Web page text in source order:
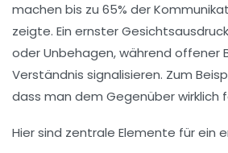
machen bis zu 65% der
zeigte. Ein ernster
oder Unbehagen, während
Verständnis signalisieren. Zum
dass man dem Gegenüber
Hier sind zentrale Elemente für ein